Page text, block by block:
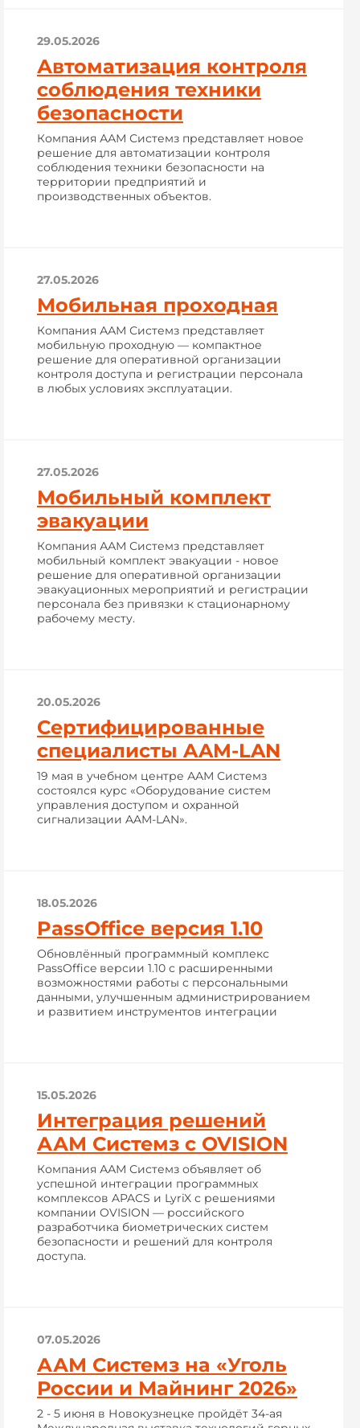
29.05.2026
Автоматизация контроля
соблюдения техники
безопасности
Компания ААМ Системз представляет новое
решение для автоматизации контроля
соблюдения техники безопасности на
территории предприятий и
производственных объектов.
27.05.2026
Мобильная проходная
Компания ААМ Системз представляет
мобильную проходную — компактное
решение для оперативной организации
контроля доступа и регистрации персонала
в любых условиях эксплуатации.
27.05.2026
Мобильный комплект
эвакуации
Компания ААМ Системз представляет
мобильный комплект эвакуации - новое
решение для оперативной организации
эвакуационных мероприятий и регистрации
персонала без привязки к стационарному
рабочему месту.
20.05.2026
Сертифицированные
специалисты AAM-LAN
19 мая в учебном центре ААМ Системз
состоялся курс «Оборудование систем
управления доступом и охранной
сигнализации AAM-LAN».
18.05.2026
PassOffice версия 1.10
Обновлённый программный комплекс
PassOffice версии 1.10 с расширенными
возможностями работы с персональными
данными, улучшенным администрированием
и развитием инструментов интеграции
15.05.2026
Интеграция решений
ААМ Системз с OVISION
Компания ААМ Системз объявляет об
успешной интеграции программных
комплексов APACS и LyriX с решениями
компании OVISION — российского
разработчика биометрических систем
безопасности и решений для контроля
доступа.
07.05.2026
ААМ Системз на «Уголь
России и Майнинг 2026»
2 - 5 июня в Новокузнецке пройдёт 34-ая